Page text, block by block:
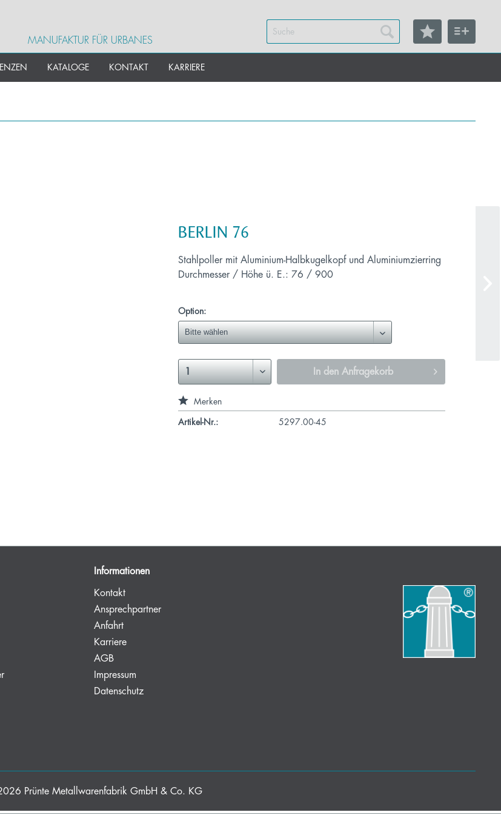
MANUFAKTUR FÜR URBANES
KATALOGE KONTAKT KARRIERE
BERLIN 76
Stahlpoller mit Aluminium-Halbkugelkopf und Aluminiumzierring
Durchmesser / Höhe ü. E.: 76 / 900
Option:
In den Anfragekorb
Merken
Artikel-Nr.: 5297.00-45
Informationen
Kontakt
Ansprechpartner
Anfahrt
Karriere
AGB
Impressum
Datenschutz
Prünte Metallwarenfabrik GmbH & Co. KG